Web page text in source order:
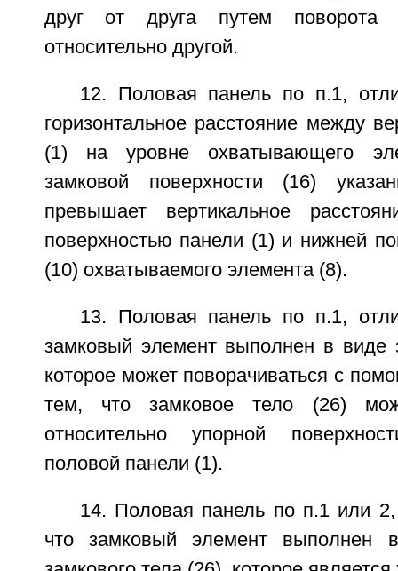
друг от друга путем поворота
относительно другой.
12. Половая панель по п.1,
горизонтальное расстояние между
(1) на уровне охватывающего
замковой поверхности (16)
превышает вертикальное
поверхностью панели (1) и нижней
(10) охватываемого элемента (8).
13. Половая панель по п.1,
замковый элемент выполнен в виде
которое может поворачиваться с
тем, что замковое тело (26)
относительно упорной
половой панели (1).
14. Половая панель по п.1 или
что замковый элемент выполнен